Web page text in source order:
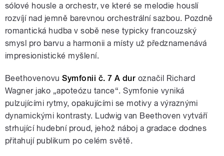
sólové housle a orchestr, ve které se melodie houslí
rozvíjí nad jemně barevnou orchestrální sazbou. Pozdně
romantická hudba v sobě nese typicky francouzský
smysl pro barvu a harmonii a místy už předznamenává
impresionistické myšlení.
BeethovenovuSymfonii č. 7 A dur označil Richard
Wagner jako „apoteózu tance“. Symfonie vyniká
pulzujícími rytmy, opakujícími se motivy a výraznými
dynamickými kontrasty. Ludwig van Beethoven vytváří
strhující hudební proud, jehož náboj a gradace dodnes
přitahují publikum po celém světě.